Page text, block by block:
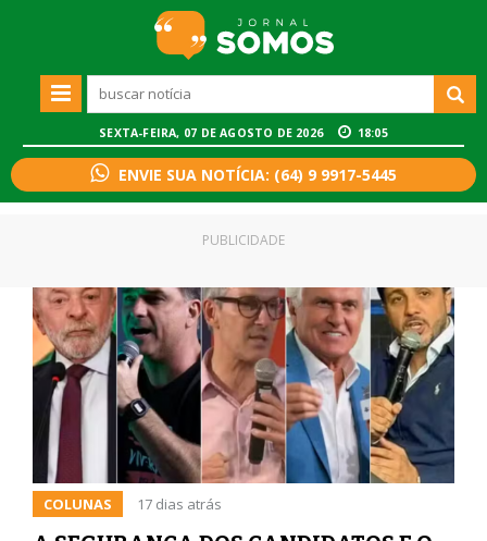
SEXTA-FEIRA, 07 DE AGOSTO DE 2026 18:05
ENVIE SUA NOTÍCIA: (64) 9 9917-5445
COLUNAS 17 dias atrás
PUBLICIDADE